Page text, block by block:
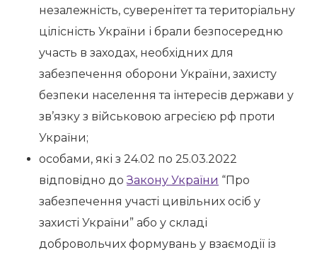
незалежність, суверенітет та територіальну
цілісність України і брали безпосередню
участь в заходах, необхідних для
забезпечення оборони України, захисту
безпеки населення та інтересів держави у
зв’язку з військовою агресією рф проти
України;
особами, які з 24.02 по 25.03.2022
відповідно доЗакону України “Про
забезпечення участі цивільних осіб у
захисті України” або у складі
добровольчих формувань у взаємодії із